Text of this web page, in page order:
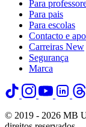
Para
Para pais
Para escolas
Contacto e
Carreiras New
Segurança
Marca
© 2019 - 2026 MB